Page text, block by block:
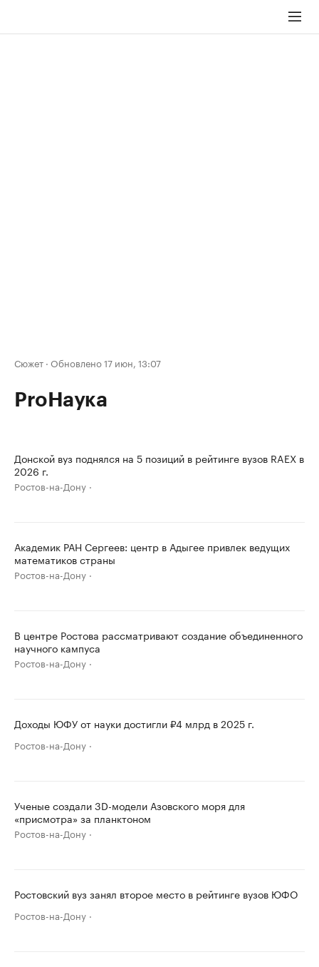
Сюжет · Обновлено 17 июн, 13:07
ProНаука
Донской вуз поднялся на 5 позиций в рейтинге вузов RAEX в
2026 г.
Ростов-на-Дону
Академик РАН Сергеев: центр в Адыгее привлек ведущих
математиков страны
Ростов-на-Дону
В центре Ростова рассматривают создание объединенного
научного кампуса
Ростов-на-Дону
Доходы ЮФУ от науки достигли ₽4 млрд в 2025 г.
Ростов-на-Дону
Ученые создали 3D-модели Азовского моря для
«присмотра» за планктоном
Ростов-на-Дону
Ростовский вуз занял второе место в рейтинге вузов ЮФО
Ростов-на-Дону